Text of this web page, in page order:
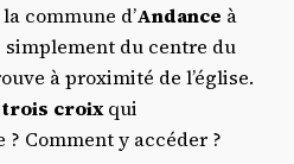
commune d’Andance à
du centre du
à proximité de l’église.
trois croixqui
Comment y accéder ?